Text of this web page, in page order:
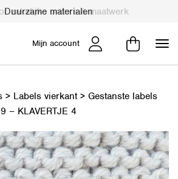
Duurzame materialen
Mijn account
> Labels vierkant> Gestanste labels
– KLAVERTJE 4